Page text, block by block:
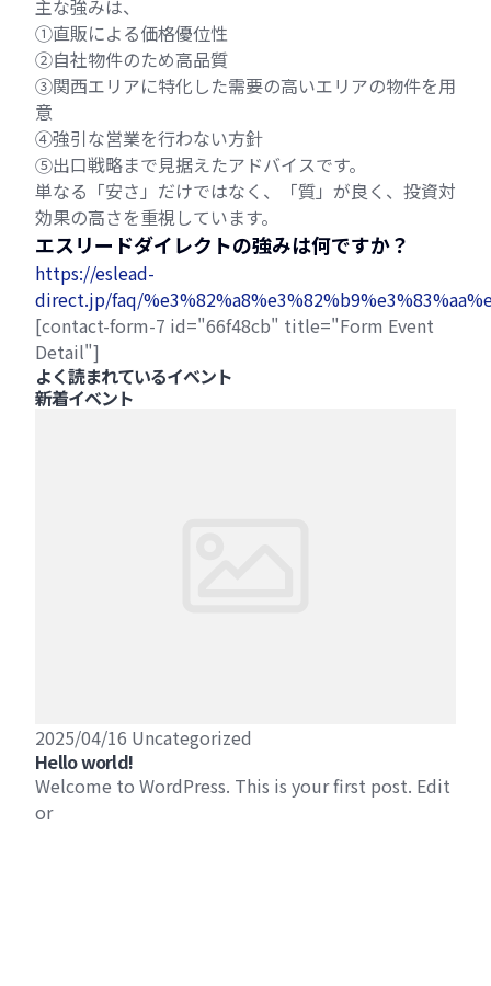
主な強みは、
①直販による価格優位性
②自社物件のため高品質
③関西エリアに特化した需要の高いエリアの物件を用
意
④強引な営業を行わない方針
⑤出口戦略まで見据えたアドバイスです。
単なる「安さ」だけではなく、「質」が良く、投資対
効果の高さを重視しています。
エスリードダイレクトの強みは何ですか？
https://eslead-
direct.jp/faq/
[contact-form-7 id="66f48cb" title="Form Event
Detail"]
よく読まれているイベント
新着イベント
2025/04/16 Uncategorized
Hello world!
Welcome to WordPress. This is your first post. Edit
or